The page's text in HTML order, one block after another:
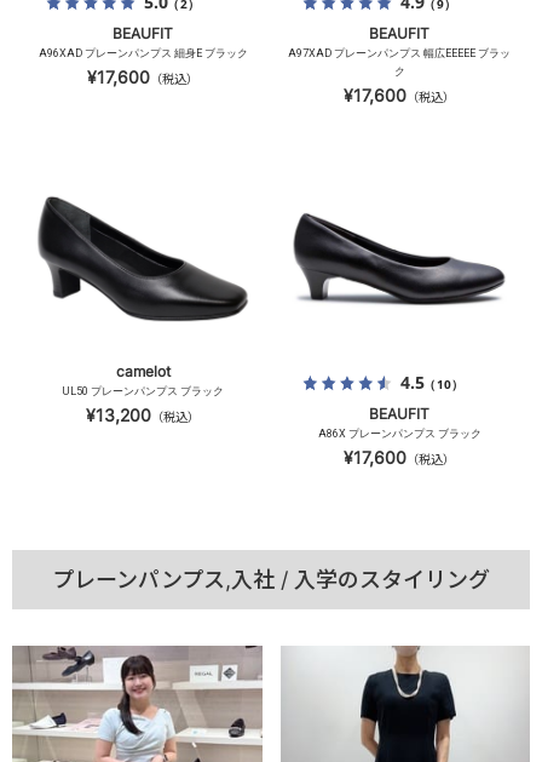
（2）
BEAUFIT
A96XAD プレーンパンプス 細身E ブラック
¥17,600 （税込）
（9）
BEAUFIT
A97XAD プレーンパンプス 幅広EEEEE ブラッ
ク
¥17,600 （税込）
camelot
UL50 プレーンパンプス ブラック
¥13,200 （税込）
4.5（10）
BEAUFIT
A86X プレーンパンプス ブラック
¥17,600 （税込）
プレーンパンプス,入社 / 入学のスタイリング